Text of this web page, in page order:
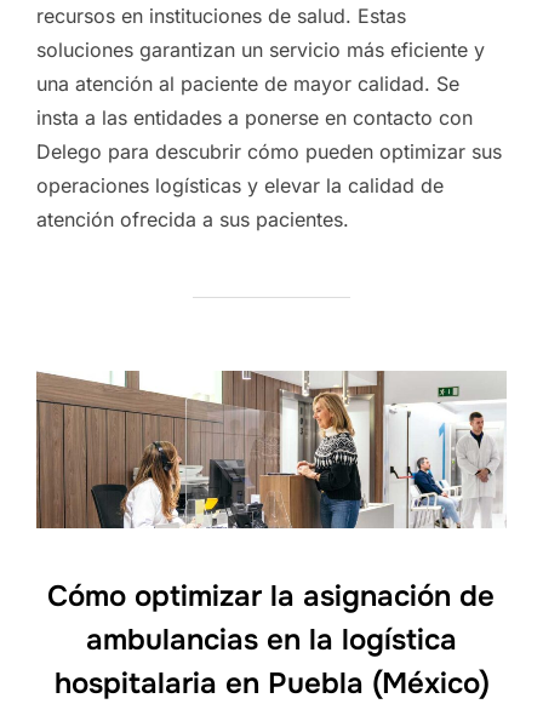
recursos en instituciones de salud. Estas
soluciones garantizan un servicio más eficiente y
una atención al paciente de mayor calidad. Se
insta a las entidades a ponerse en contacto con
Delego para descubrir cómo pueden optimizar sus
operaciones logísticas y elevar la calidad de
atención ofrecida a sus pacientes.
Cómo optimizar la asignación de
ambulancias en la logística
hospitalaria en Puebla (México)